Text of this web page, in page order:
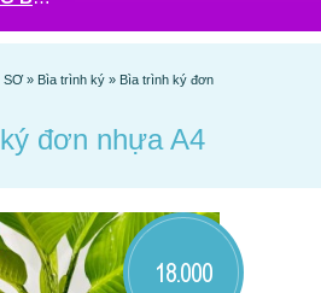
SƠ » Bìa trình ký » Bìa trình ký đơn
đơn nhựa A4
18.000